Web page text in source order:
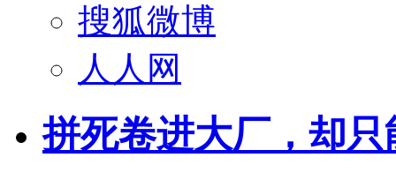
搜狐微博
人人网
拼死卷进大厂，却